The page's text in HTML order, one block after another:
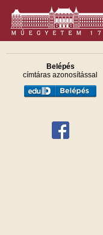
Belépés
címtáras azonosítással